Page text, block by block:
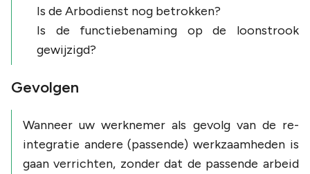
Is de Arbodienst nog betrokken?
Is de functiebenaming op de loonstrook
gewijzigd?
Gevolgen
Wanneer uw werknemer als gevolg van de re-
integratie andere (passende) werkzaamheden is
gaan verrichten, zonder dat de passende arbeid